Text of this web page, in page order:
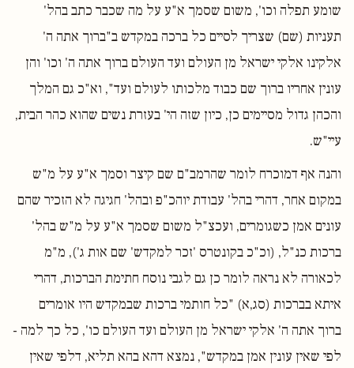
שומע תפלה וכו', משום שסמך א"ע על מה שכבר כתב בהל'
תעניות (שם) שצריך לסיים כל ברכה במקדש ב"ברוך אתה ה'
אלקינו אלקי ישראל מן העולם ועד העולם ברוך אתה ה' וכו' והן
עונין אחריו ברוך שם כבוד מלכותו לעולם ועד", וא"כ גם המלך
והכהן גדול מסיימים כן, כיון שזה הי' בעזרת נשים שהוא כהר הבית,
עיי"ש.
והנה אף דמוכרח לומר שהרמב"ם שם קיצר וסמך א"ע על מ"ש
במקום אחר, דהרי בהל' עבודת יוהכ"פ ובהל' חגיגה לא הזכיר שהם
עונים אמן כשגומרים, ועכצ"ל משום שסמך א"ע על מ"ש בהל'
ברכות כנ"ל, (וכ"כ בקונטרס 'זכר למקדש' שם אות ג'), מ"מ
לכאורה לא נראה לומר כן גם לגבי נוסח חתימת הברכות, דהרי
איתא בברכות (סג,א) "כל חותמי ברכות שבמקדש היו אומרים
ברוך אתה ה' אלקי ישראל מן העולם ועד העולם כו', כל כך למה -
לפי שאין עונין אמן במקדש", נמצא דהא בהא תליא, דלפי שאין